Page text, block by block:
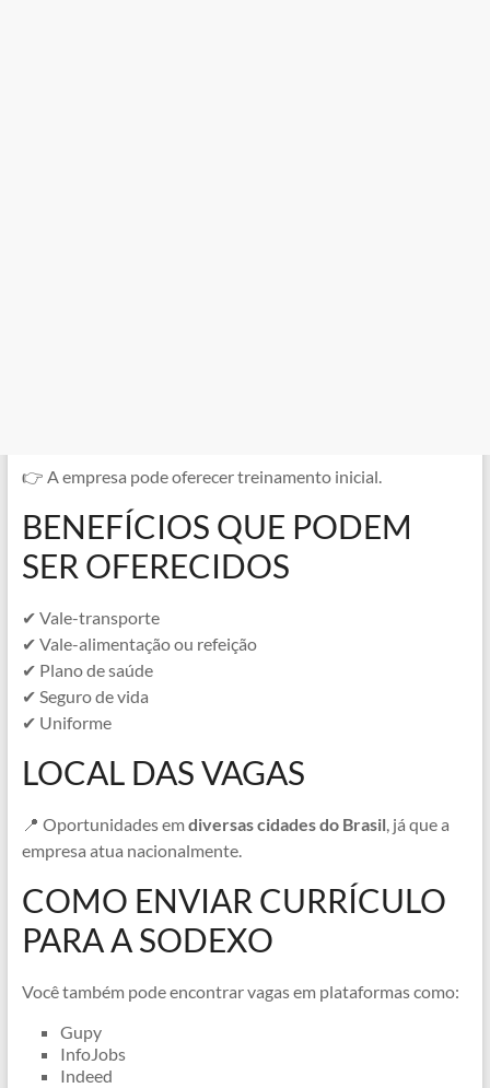
👉 A empresa pode oferecer treinamento inicial.
BENEFÍCIOS QUE PODEM
SER OFERECIDOS
✔ Vale-transporte
✔ Vale-alimentação ou refeição
✔ Plano de saúde
✔ Seguro de vida
✔ Uniforme
LOCAL DAS VAGAS
📍 Oportunidades emdiversas cidades do Brasil, já que a
empresa atua nacionalmente.
COMO ENVIAR CURRÍCULO
PARA A SODEXO
Você também pode encontrar vagas em plataformas como:
Gupy
InfoJobs
Indeed